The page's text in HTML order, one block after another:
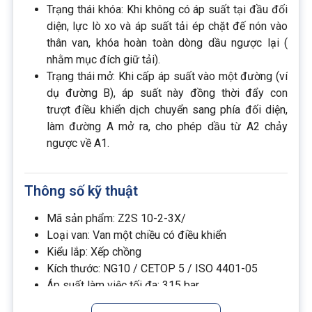
Trạng thái khóa: Khi không có áp suất tại đầu đối
diện, lực lò xo và áp suất tải ép chặt đế nón vào
thân van, khóa hoàn toàn dòng dầu ngược lại (
nhằm mục đích giữ tải).
Trạng thái mở: Khi cấp áp suất vào một đường (ví
dụ đường B), áp suất này đồng thời đẩy con
trượt điều khiển dịch chuyển sang phía đối diện,
làm đường A mở ra, cho phép dầu từ A2 chảy
ngược về A1.
Thông số kỹ thuật
Mã sản phẩm: Z2S 10-2-3X/
Loại van: Van một chiều có điều khiển
Kiểu lắp: Xếp chồng
Kích thước: NG10 / CETOP 5 / ISO 4401-05
Áp suất làm việc tối đa: 315 bar
Lưu lượng tối đa: 80 Lpm